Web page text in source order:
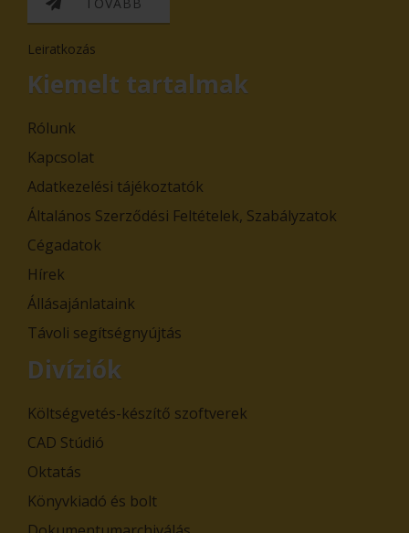
Leiratkozás
Kiemelt tartalmak
Rólunk
Kapcsolat
Adatkezelési tájékoztatók
Általános Szerződési Feltételek, Szabályzatok
Cégadatok
Hírek
Állásajánlataink
Távoli segítségnyújtás
Divíziók
Költségvetés-készítő szoftverek
CAD Stúdió
Oktatás
Könyvkiadó és bolt